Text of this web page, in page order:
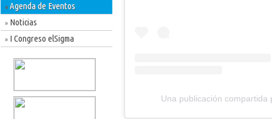
» Agenda de Eventos
» Noticias
» I Congreso elSigma
Una publicación compartida